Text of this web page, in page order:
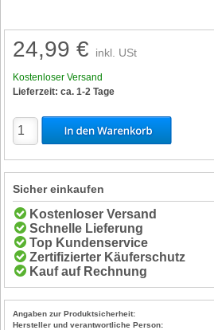
24,99 € inkl. USt
Kostenloser Versand
Lieferzeit: ca. 1-2 Tage
Sicher einkaufen
Kostenloser Versand
Schnelle Lieferung
Top Kundenservice
Zertifizierter Käuferschutz
Kauf auf Rechnung
Angaben zur Produktsicherheit:
Hersteller und verantwortliche Person: